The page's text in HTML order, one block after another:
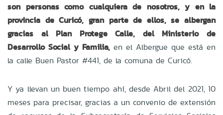
son personas como cualquiera de nosotros, y en la
provincia de Curicó, gran parte de ellos, se albergan
gracias al Plan Protege Calle, del Ministerio de
Desarrollo Social y Familia, en el Albergue que está en
la calle Buen Pastor #441, de la comuna de Curicó.
Y ya llevan un buen tiempo ahí, desde Abril del 2021, 10
meses para precisar, gracias a un convenio de extensión